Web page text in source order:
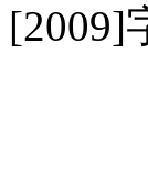
[2009]